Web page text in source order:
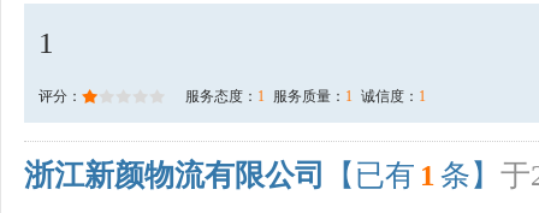
1
评分： 服务态度： 1 服务质量： 1 诚信度： 1
浙江新颜物流有限公司 【已有 1 条】 于